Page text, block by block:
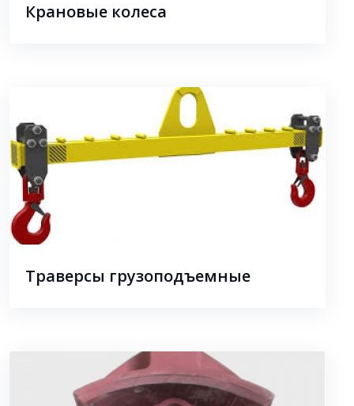
Крановые колеса
Траверсы грузоподъемные